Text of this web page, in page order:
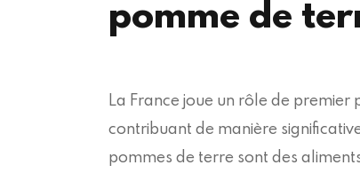
pomme de
La France joue un rôle de premier
contribuant de manière
pommes de terre sont des